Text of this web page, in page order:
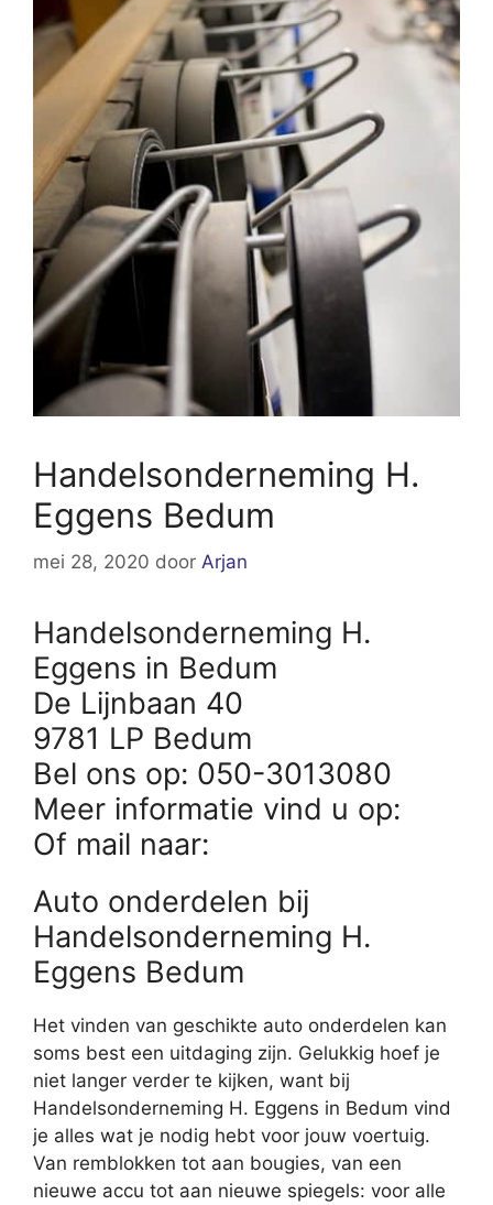
Handelsonderneming H.
Eggens Bedum
mei 28, 2020 door Arjan
Handelsonderneming H.
Eggens in Bedum
De Lijnbaan 40
9781 LP Bedum
Bel ons op: 050-3013080
Meer informatie vind u op:
Of mail naar:
Auto onderdelen bij
Handelsonderneming H.
Eggens Bedum
Het vinden van geschikte auto onderdelen kan
soms best een uitdaging zijn. Gelukkig hoef je
niet langer verder te kijken, want bij
Handelsonderneming H. Eggens in Bedum vind
je alles wat je nodig hebt voor jouw voertuig.
Van remblokken tot aan bougies, van een
nieuwe accu tot aan nieuwe spiegels: voor alle